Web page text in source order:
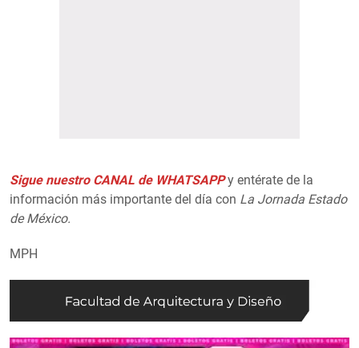
Sigue nuestro CANAL de WHATSAPP y entérate de la
información más importante del día con La Jornada Estado
de México.
MPH